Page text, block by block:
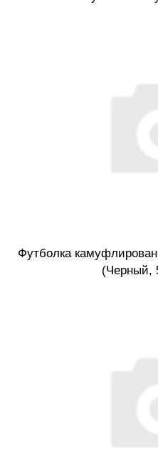
Футболка
(Черный,